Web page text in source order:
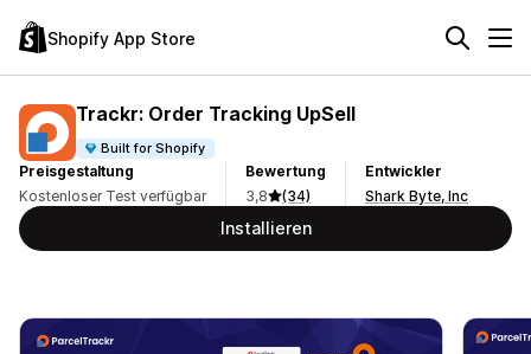
Shopify App Store
Trackr: Order Tracking UpSell
Built for Shopify
Preisgestaltung
Kostenloser Test verfügbar
Bewertung
3,8
(34)
Entwickler
Shark Byte, Inc
Installieren